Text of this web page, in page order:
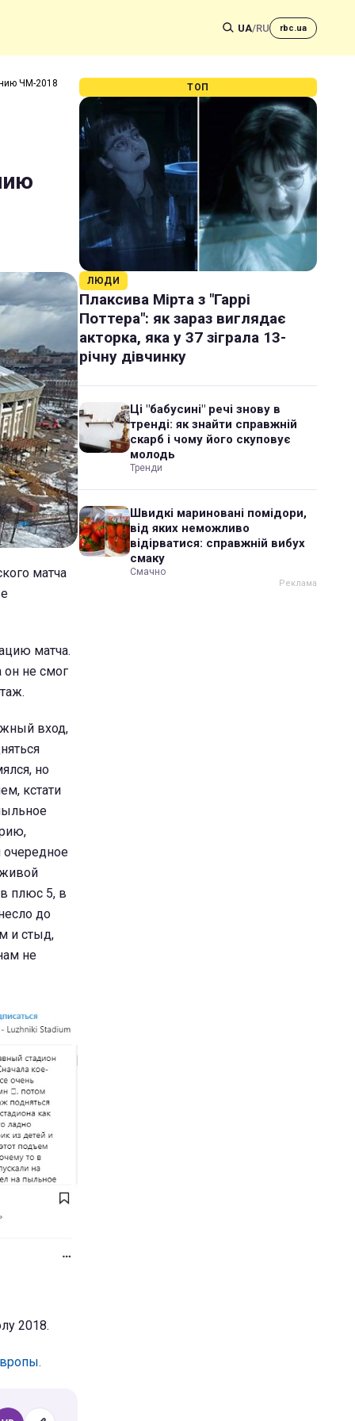
UA/RU rbc.ua
ЧМ-2018
матча
матча.
он не смог
вход,
но
кстати
очередное
плюс 5, в
до
и стыд,
не
2018.
ТОП
ЛЮДИ
Плаксива Мірта з "Гаррі
Поттера": як зараз виглядає
акторка, яка у 37 зіграла 13-
річну дівчинку
Ці "бабусині" речі знову в
тренді: як знайти справжній
скарб і чому його скуповує
молодь
Тренди
Швидкі мариновані помідори,
від яких неможливо
відірватися: справжній вибух
смаку
Смачно